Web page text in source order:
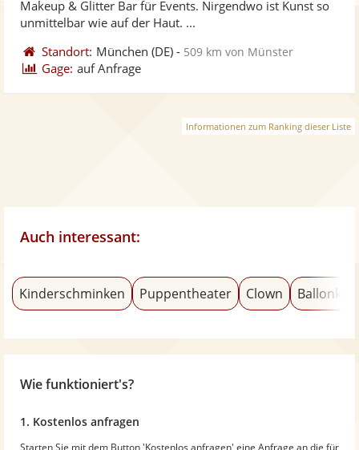
Makeup & Glitter Bar für Events. Nirgendwo ist Kunst so
unmittelbar wie auf der Haut. ...
Standort: München (DE) - 509 km von Münster
Gage: auf Anfrage
Informationen zum Ranking dieser Liste
Auch interessant:
Kinderschminken Puppentheater Clown
Wie funktioniert's?
1. Kostenlos anfragen
Starten Sie mit dem Button 'Kostenlos anfragen' eine Anfrage an die für